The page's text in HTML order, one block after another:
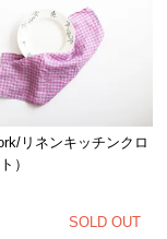
リネンキッチンクロ
）
SOLD OUT